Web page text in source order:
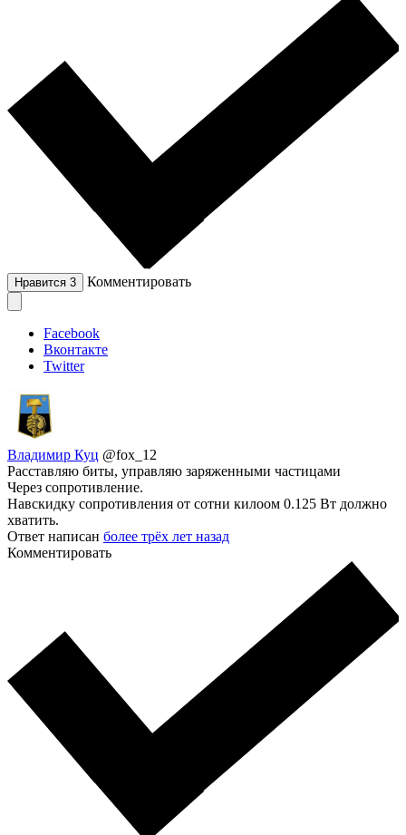
Нравится 3 Комментировать
Facebook
Вконтакте
Twitter
Владимир Куц @fox_12
Расставляю биты, управляю заряженными частицами
Через сопротивление.
Навскидку сопротивления от сотни килоом 0.125 Вт должно
хватить.
Ответ написан более трёх лет назад
Комментировать